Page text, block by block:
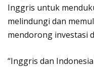
Inggris untuk
melindungi dan
mendorong investasi
“Inggris dan